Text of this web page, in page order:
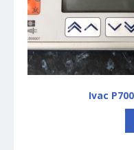
Ivac